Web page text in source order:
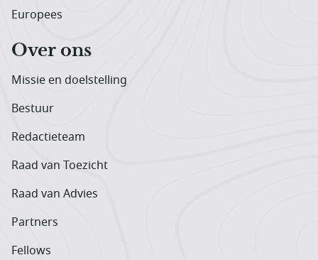
Europees
Over ons
Missie en doelstelling
Bestuur
Redactieteam
Raad van Toezicht
Raad van Advies
Partners
Fellows